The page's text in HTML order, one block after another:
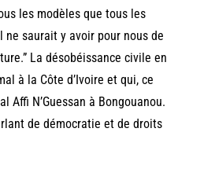
les modèles que tous les
saurait y avoir pour nous de
La désobéissance civile en
à la Côte d’Ivoire et qui, ce
Affi N’Guessan à Bongouanou.
de démocratie et de droits